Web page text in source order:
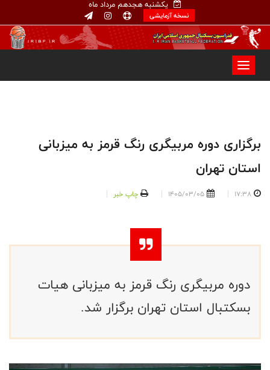
یکشنبه هجدهم مرداد ماه
نسخه آزمایشی
برگزاری دوره مربیگری رنگ قرمز به میزبانی
استان تهران
17:38
1405/03/05 چاپ خبر
دوره مربیگری رنگ قرمز به میزبانی هیات
بسکتبال استان تهران برگزار شد.